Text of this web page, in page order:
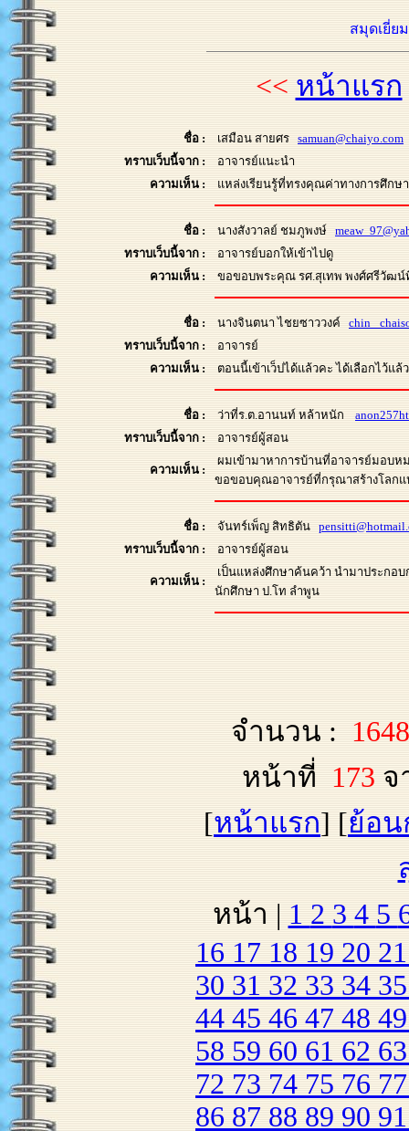
สมุดเยี่ย
<< หน้าแรก
ชื่อ : เสมือน สายศร samuan@chaiyo.com
ทราบเว็บนี้จาก :
อาจารย์แนะนำ
ความเห็น :
แหล่งเรียนรู้ที่ทรงคุณค่าทางการศึก
ชื่อ : นางสังวาลย์ ชมภูพงษ์
ทราบเว็บนี้จาก :
อาจารย์บอกให้เข้าไปดู
ความเห็น :
ขอขอบพระคุณ รศ.สุเทพ พงศ์ศรีวัฒน์
ชื่อ : นางจินตนา ไชยซาววงค์ chin_
ทราบเว็บนี้จาก :
อาจารย์
ความเห็น :
ตอนนี้เข้าเว็ปได้แล้วคะ ได้เลือกไว้แ
ชื่อ : ว่าที่ร.ต.อานนท์ หล้าหนัก
ทราบเว็บนี้จาก :
อาจารย์ผู้สอน
ความเห็น :
ผมเข้ามาหาการบ้านที่อาจารย์มอบห
ขอขอบคุณอาจารย์ที่กรุณาสร้างโลกแ
ชื่อ : จันทร์เพ็ญ สิทธิตัน
ทราบเว็บนี้จาก :
อาจารย์ผู้สอน
ความเห็น :
เป็นแหล่งศึกษาค้นคว้า นำมาประกอบ
นักศึกษา ป.โท ลำพูน
จำนวน :
หน้าที่ 173 จ
[หน้าแรก] [ย้อ
หน้า | 1 2 3 4 5
16 17 18 19 20
30 31 32 33 34
44 45 46 47 48
58 59 60 61 62
72 73 74 75 76
86 87 88 89 90